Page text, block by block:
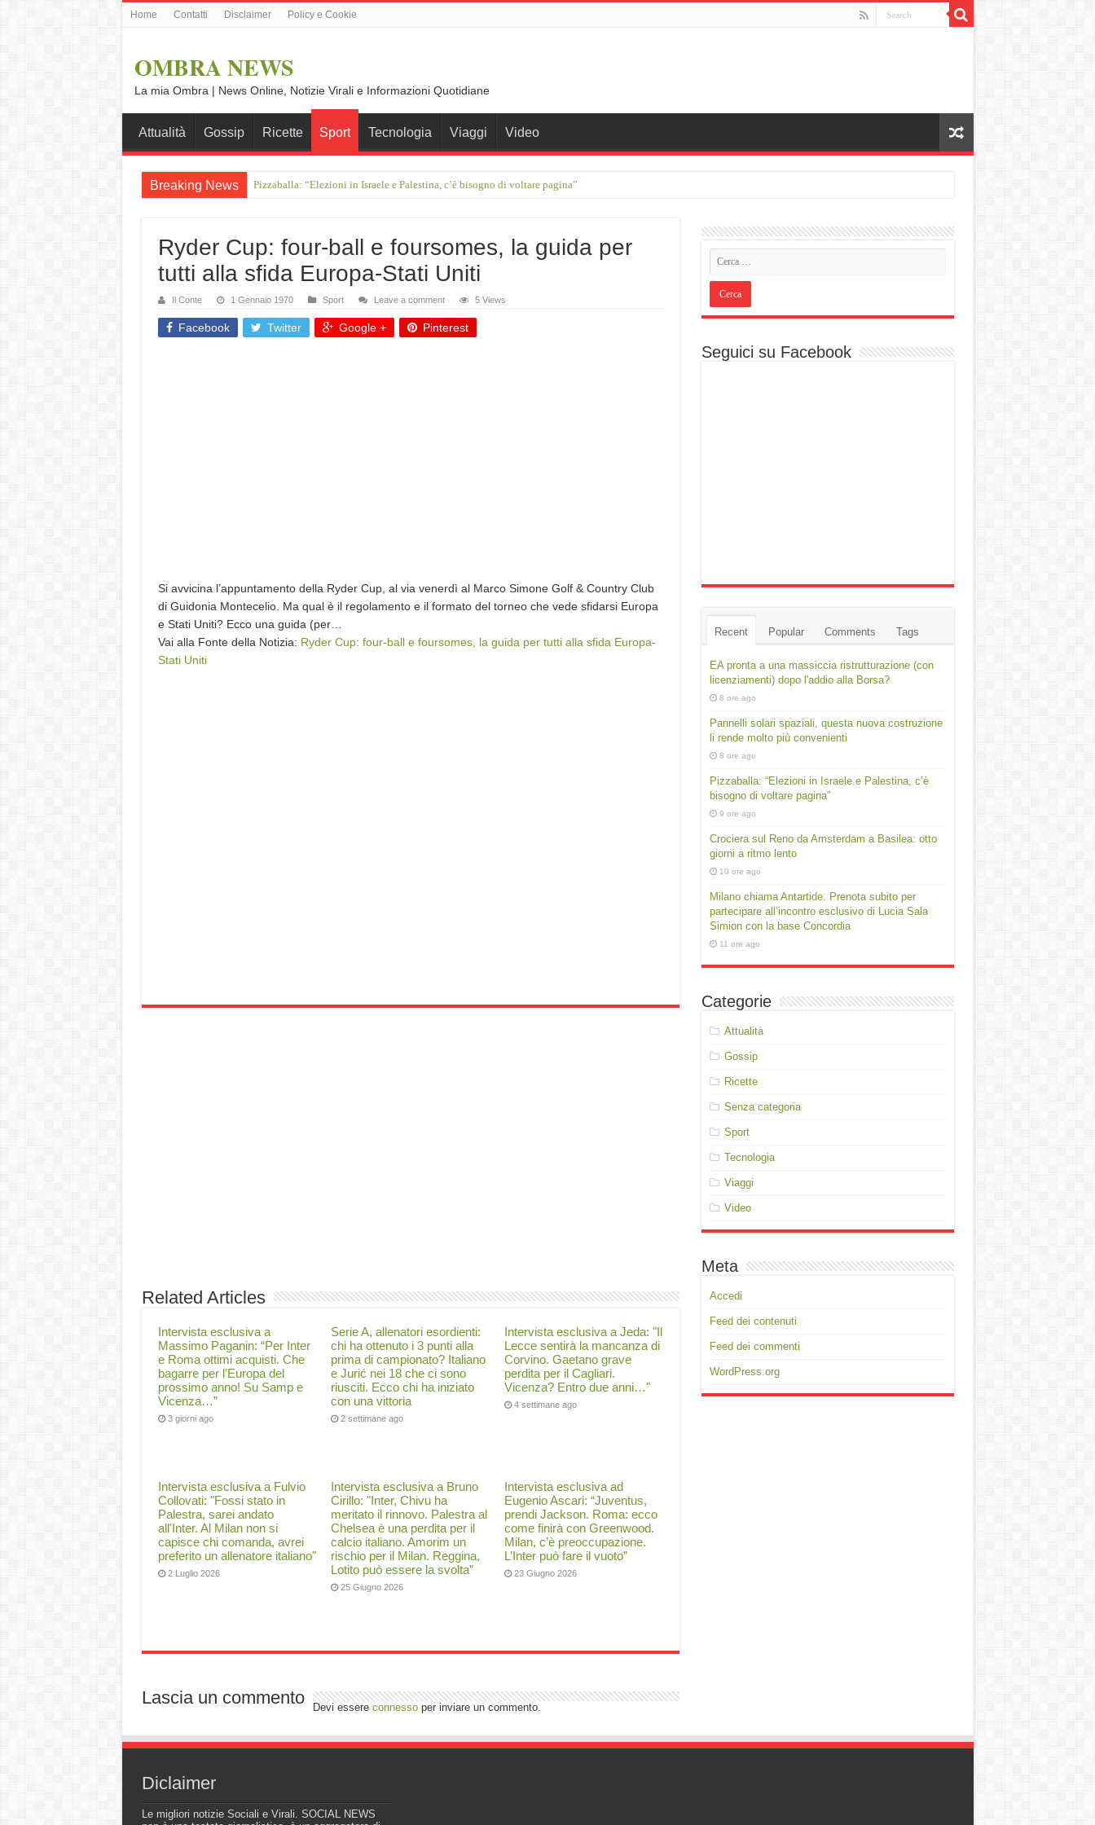
Home Contatti Disclaimer Policy e Cookie
OMBRA NEWS
La mia Ombra | News Online, Notizie Virali e Informazioni Quotidiane
Attualità Gossip Ricette Sport Tecnologia Viaggi Video
Breaking News Pizzaballa: “Elezioni in Israele e Palestina, c’è bisogno di voltare pagina”
Crociera sul Reno da Amsterdam a Basilea: otto giorni a ritmo lento
Ryder Cup: four-ball e foursomes, la guida per
tutti alla sfida Europa-Stati Uniti
Il Conte 1 Gennaio 1970 Sport Leave a comment 5 Views
Facebook Twitter Google + Pinterest
Si avvicina l’appuntamento della Ryder Cup, al via venerdì al Marco Simone Golf & Country Club
di Guidonia Montecelio. Ma qual è il regolamento e il formato del torneo che vede sfidarsi Europa
e Stati Uniti? Ecco una guida (per…
Vai alla Fonte della Notizia: Ryder Cup: four-ball e foursomes, la guida per tutti alla sfida Europa-
Stati Uniti
Related Articles
Intervista esclusiva a
Massimo Paganin: “Per Inter
e Roma ottimi acquisti. Che
bagarre per l’Europa del
prossimo anno! Su Samp e
Vicenza…”
3 giorni ago
Serie A, allenatori esordienti:
chi ha ottenuto i 3 punti alla
prima di campionato? Italiano
e Jurić nei 18 che ci sono
riusciti. Ecco chi ha iniziato
con una vittoria
2 settimane ago
Intervista esclusiva a Jeda: "Il
Lecce sentirà la mancanza di
Corvino. Gaetano grave
perdita per il Cagliari.
Vicenza? Entro due anni…"
4 settimane ago
Intervista esclusiva a Fulvio
Collovati: "Fossi stato in
Palestra, sarei andato
all'Inter. Al Milan non si
capisce chi comanda, avrei
preferito un allenatore italiano"
2 Luglio 2026
Intervista esclusiva a Bruno
Cirillo: "Inter, Chivu ha
meritato il rinnovo. Palestra al
Chelsea è una perdita per il
calcio italiano. Amorim un
rischio per il Milan. Reggina,
Lotito può essere la svolta”
25 Giugno 2026
Intervista esclusiva ad
Eugenio Ascari: “Juventus,
prendi Jackson. Roma: ecco
come finirà con Greenwood.
Milan, c’è preoccupazione.
L’Inter può fare il vuoto”
23 Giugno 2026
Lascia un commento Devi essere connessoper inviare un commento.
Seguici su Facebook
Recent Popular Comments Tags
EA pronta a una massiccia ristrutturazione (con
licenziamenti) dopo l'addio alla Borsa?
8 ore ago
Pannelli solari spaziali, questa nuova costruzione
li rende molto più convenienti
8 ore ago
Pizzaballa: “Elezioni in Israele e Palestina, c’è
bisogno di voltare pagina”
9 ore ago
Crociera sul Reno da Amsterdam a Basilea: otto
giorni a ritmo lento
10 ore ago
Milano chiama Antartide. Prenota subito per
partecipare all’incontro esclusivo di Lucia Sala
Simion con la base Concordia
11 ore ago
Categorie
Attualità
Gossip
Ricette
Senza categoria
Sport
Tecnologia
Viaggi
Video
Meta
Accedi
Feed dei contenuti
Feed dei commenti
WordPress.org
Diclaimer
Le migliori notizie Sociali e Virali. SOCIAL NEWS